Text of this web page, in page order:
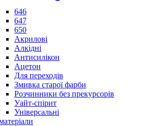
646
647
650
Акрилові
Алкідні
Антисилікон
Ацетон
Для переходів
Змивка старої фарби
Розчинники без прекурсорів
Уайт-спірит
Універсальні